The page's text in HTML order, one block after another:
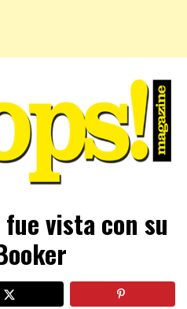
que sigues, todo a tu alcance
vista con su